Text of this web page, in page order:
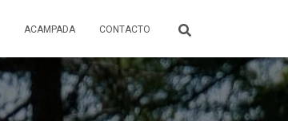
ACAMPADA CONTACTO